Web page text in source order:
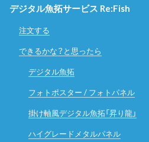
デジタル魚拓サービス Re:Fish
注文する
できるかな？と思ったら
デジタル魚拓
フォトポスター / フォトパネル
掛け軸風デジタル魚拓「昇り龍」
ハイグレードメタルパネル